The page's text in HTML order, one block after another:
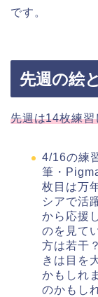
です。
先週の絵
先週は14枚練習
4/16の練
筆・
枚目は万
シアで活
から応援
のを見て
方は若干
きは目を
かもしれ
のかもし